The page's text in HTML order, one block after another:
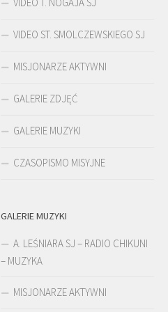
VIDEO ST. SMOLCZEWSKIEGO SJ
MISJONARZE AKTYWNI
GALERIE ZDJĘĆ
GALERIE MUZYKI
CZASOPISMO MISYJNE
GALERIE MUZYKI
A. LEŚNIARA SJ – RADIO CHIKUNI
– MUZYKA
MISJONARZE AKTYWNI